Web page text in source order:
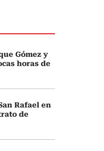
Gómez y
horas de
Rafael en
de